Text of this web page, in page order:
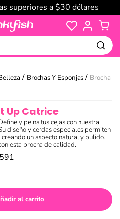
superiores a $30 dólares
Brochas Y Esponjas
Brocha
Up Catrice
y peina tus cejas con nuestra
diseño y cerdas especiales permiten
un aspecto natural y pulido.
esta brocha de calidad.
al carrito